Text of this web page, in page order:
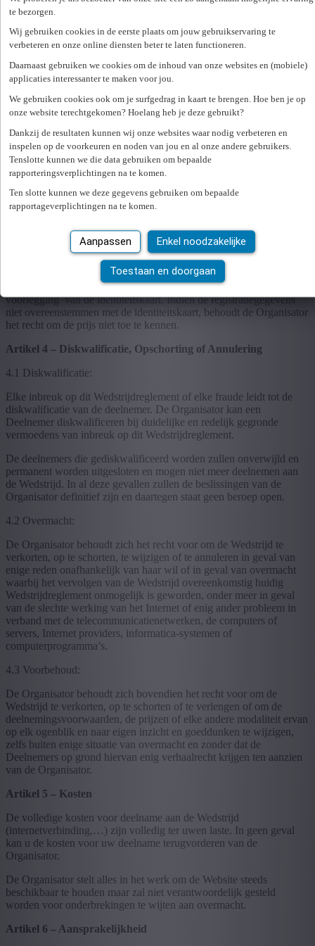
te bezorgen.
Wij gebruiken cookies in de eerste plaats om jouw gebruikservaring te
verbeteren en onze online diensten beter te laten functioneren.
Daarnaast gebruiken we cookies om de inhoud van onze websites en (mobiele)
applicaties interessanter te maken voor jou.
We gebruiken cookies ook om je surfgedrag in kaart te brengen. Hoe ben je op
onze website terechtgekomen? Hoelang heb je deze gebruikt?
Dankzij de resultaten kunnen wij onze websites waar nodig verbeteren en
inspelen op de voorkeuren en noden van jou en al onze andere gebruikers.
Tenslotte kunnen we die data gebruiken om bepaalde
rapporteringsverplichtingen na te komen.
Ten slotte kunnen we deze gegevens gebruiken om bepaalde
rapportageverplichtingen na te komen.
Aanpassen Enkel noodzakelijke
Toestaan en doorgaan
3.2 Voorwaarden:
De Prijs kan niet worden ingeruild voor een tegenwaarde in geld (of
andere goederen). Een Prijs is niet overdraagbaar, ondeelbaar en
De Organisator biedt geen enkele garantie met betrekking tot een
niet aansprakelijk worden gesteld voor annuleringen of
verschuivingen van bepaalde activiteiten. De Organisator kan niet
aansprakelijk gehouden worden voor gebeurlijke ongevallen of
schade die (on)rechtstreeks verband houdt met een gewonnen Prijs.
3.3 Overhandiging Prijs:
De Winnaar wordt telefonisch op de hoogte gebracht dat hij of zij de
Prijs heeft gewonnen. Er wordt op dat moment een afspraak
ingepland voor de overhandiging.
De Organisator behoudt zich het recht voor om bij opeising van de
Prijs, de vervulling van de wedstrijdvoorwaarden door de winnaar te
controleren, onder meer via identificatie van de winnaar door
voorlegging van de identiteitskaart. Indien de registratiegegevens
niet overeenstemmen met de identiteitskaart, behoudt de Organisator
het recht om de prijs niet toe te kennen.
Artikel 4 – Diskwalificatie, Opschorting of Annulering
4.1 Diskwalificatie:
Elke inbreuk op dit Wedstrijdreglement of elke fraude leidt tot de
diskwalificatie van de deelnemer. De Organisator kan een
Deelnemer diskwalificeren bij duidelijke en redelijk gegronde
vermoedens van inbreuk op dit Wedstrijdreglement.
De deelnemers die gediskwalificeerd worden zullen onverwijld en
permanent worden uitgesloten en mogen niet meer deelnemen aan
de Wedstrijd. In al deze gevallen zullen de beslissingen van de
Organisator definitief zijn en daartegen staat geen beroep open.
4.2 Overmacht:
De Organisator behoudt zich het recht voor om de Wedstrijd te
verkorten, op te schorten, te wijzigen of te annuleren in geval van
enige reden onafhankelijk van haar wil of in geval van overmacht
waarbij het vervolgen van de Wedstrijd overeenkomstig huidig
Wedstrijdreglement onmogelijk is geworden, onder meer in geval
van de slechte werking van het Internet of enig ander probleem in
verband met de telecommunicatienetwerken, de computers of
servers, Internet providers, informatica-systemen of
computerprogramma’s.
4.3 Voorbehoud:
De Organisator behoudt zich bovendien het recht voor om de
Wedstrijd te verkorten, op te schorten of te verlengen of om de
deelnemingsvoorwaarden, de prijzen of elke andere modaliteit ervan
op elk ogenblik en naar eigen inzicht en goeddunken te wijzigen,
zelfs buiten enige situatie van overmacht en zonder dat de
Deelnemers op grond hiervan enig verhaalrecht krijgen ten aanzien
van de Organisator.
Artikel 5 – Kosten
De volledige kosten voor deelname aan de Wedstrijd
(internetverbinding,…) zijn volledig ter uwen laste. In geen geval
kan u de kosten voor uw deelname terugvorderen van de
Organisator.
De Organisator stelt alles in het werk om de Website steeds
beschikbaar te houden maar zal niet verantwoordelijk gesteld
worden voor onderbrekingen te wijten aan overmacht.
Artikel 6 – Aansprakelijkheid